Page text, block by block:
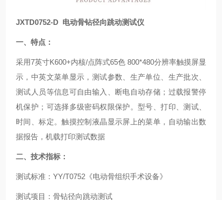
JXTD0752-D 电动骨钻径向跳动测试仪
一、特点：
采用7英寸K600+内核/点阵式65色 800*480分辨率触摸屏显
示，中英文菜单显示，测试参数、生产单位、生产批次、
测试人员等信息可自由输入、断电自动存储；过载报警停
机保护；可选择多级密码权限保护。型号、打印、测试、
时间、标定。触摸控制液晶显示屏上的菜单，自动输出数
据报告，机载打印测试数据
二、技术指标：
测试标准：YY/T0752《电动骨组织手术设备》
测试项目：骨钻径向跳动测试